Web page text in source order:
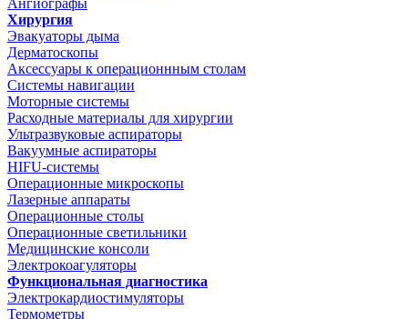
Ангиографы
Хирургия
Эвакуаторы дыма
Дерматоскопы
Аксессуары к операционнным столам
Системы навигации
Моторные системы
Расходные материалы для хирургии
Ультразвуковые аспираторы
Вакуумные аспираторы
HIFU-системы
Операционные микроскопы
Лазерные аппараты
Операционные столы
Операционные светильники
Медицинские консоли
Электрокоагуляторы
Функциональная диагностика
Электрокардиостимуляторы
Термометры